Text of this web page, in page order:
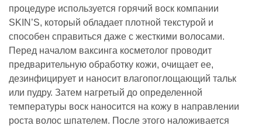
процедуре используется горячий воск компании
SKIN’S, который обладает плотной текстурой и
способен справиться даже с жесткими волосами.
Перед началом ваксинга косметолог проводит
предварительную обработку кожи, очищает ее,
дезинфицирует и наносит влагопоглощающий тальк
или пудру. Затем нагретый до определенной
температуры воск наносится на кожу в направлении
роста волос шпателем. После этого наложивается